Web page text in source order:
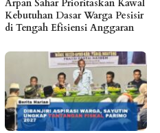
Arpan Sahar Prioritaskan Kawal
Kebutuhan Dasar Warga Pesisir
di Tengah Efisiensi Anggaran